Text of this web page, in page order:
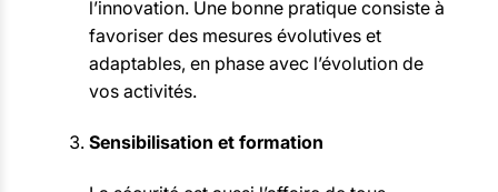
l’innovation. Une bonne pratique consiste à
favoriser des mesures évolutives et
adaptables, en phase avec l’évolution de
vos activités.
Sensibilisation et formation